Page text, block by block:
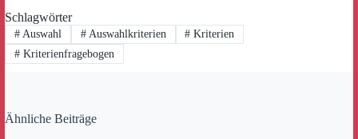
Schlagwörter
#Auswahl #Auswahlkriterien # Kriterien
#Kriterienfragebogen
Ähnliche Beiträge